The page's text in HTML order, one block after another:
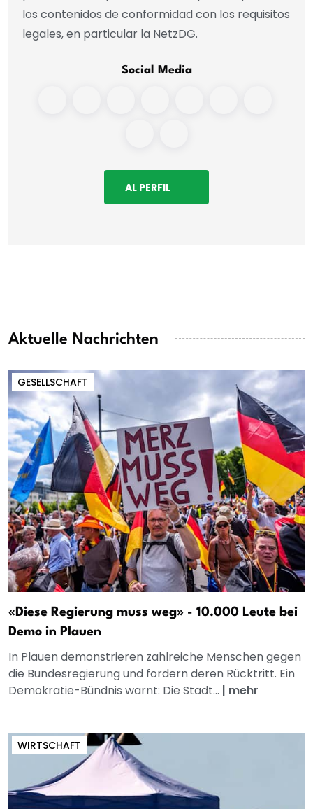
los contenidos de conformidad con los requisitos
legales, en particular la NetzDG.
Social Media
AL PERFIL
Aktuelle Nachrichten
GESELLSCHAFT
«Diese Regierung muss weg» - 10.000 Leute bei
Demo in Plauen
In Plauen demonstrieren zahlreiche Menschen gegen
die Bundesregierung und fordern deren Rücktritt. Ein
Demokratie-Bündnis warnt: Die Stadt... | mehr
WIRTSCHAFT